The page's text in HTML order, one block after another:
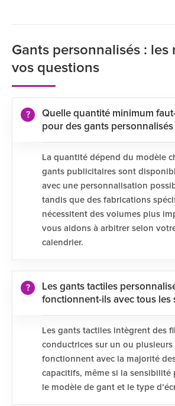
Gants personnalisés : les
vos questions
Quelle quantité minimum
pour des gants personnalisés
La quantité dépend du modèle
gants publicitaires sont
avec une personnalisation
tandis que des fabrications
nécessitent des volumes plus
vous aidons à arbitrer selon
calendrier.
Les gants tactiles
fonctionnent-ils avec tous les
Les gants tactiles intègrent des
conductrices sur un ou
fonctionnent avec la majorité
capacitifs, même si la sensibilité
le modèle de gant et le type